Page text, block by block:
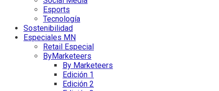
Esports
Tecnología
Sostenibilidad
Especiales MN
Retail Especial
ByMarketeers
By Marketeers
Edición 1
Edición 2